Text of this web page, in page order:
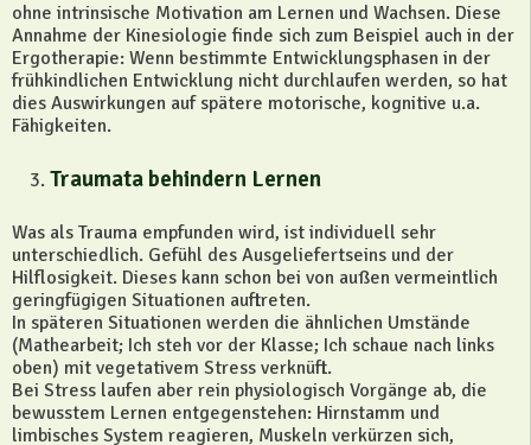
ohne intrinsische Motivation am Lernen und Wachsen. Diese
Annahme der Kinesiologie finde sich zum Beispiel auch in der
Ergotherapie: Wenn bestimmte Entwicklungsphasen in der
frühkindlichen Entwicklung nicht durchlaufen werden, so hat
dies Auswirkungen auf spätere motorische, kognitive u.a.
Fähigkeiten.
Traumata behindern Lernen
Was als Trauma empfunden wird, ist individuell sehr
unterschiedlich. Gefühl des Ausgeliefertseins und der
Hilflosigkeit. Dieses kann schon bei von außen vermeintlich
geringfügigen Situationen auftreten.
In späteren Situationen werden die ähnlichen Umstände
(Mathearbeit; Ich steh vor der Klasse; Ich schaue nach links
oben) mit vegetativem Stress verknüft.
Bei Stress laufen aber rein physiologisch Vorgänge ab, die
bewusstem Lernen entgegenstehen: Hirnstamm und
limbisches System reagieren, Muskeln verkürzen sich,